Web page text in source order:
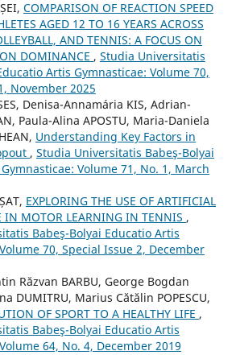
COMPARISON OF REACTION SPEED
AGED 12 TO 16 YEARS ACROSS
AND TENNIS: A FOCUS ON
DOMINANCE , Studia Universitatis
Artis Gymnasticae: Volume 70,
November 2025
Denisa-Annamária KIS, Adrian-
Paula-Alina APOSTU, Maria-Daniela
Understanding Key Factors in
, Studia Universitatis Babeş-Bolyai
Volume 71, No. 1, March
EXPLORING THE USE OF ARTIFICIAL
IN MOTOR LEARNING IN TENNIS ,
Babeş-Bolyai Educatio Artis
70, Special Issue 2, December
Răzvan BARBU, George Bogdan
DUMITRU, Marius Cătălin POPESCU,
OF SPORT TO A HEALTHY LIFE ,
Babeş-Bolyai Educatio Artis
64, No. 4, December 2019